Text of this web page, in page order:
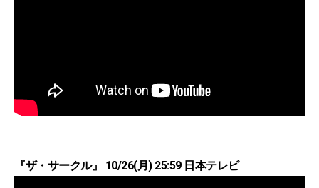
『ザ・サークル』 10/26(月) 25:59 日本テレビ